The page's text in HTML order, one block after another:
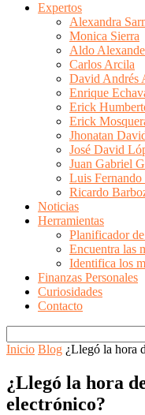
Expertos
Alexandra
Monica Sierra
Aldo
Carlos Arcila
David Andrés
Enrique
Erick
Erick
Jhonatan
José David
Juan Gabriel
Luis Fernando
Ricardo
Noticias
Herramientas
Planificador
Encuentra las
Identifica los
Finanzas Personales
Curiosidades
Contacto
Inicio Blog ¿Llegó la hora
¿Llegó la hora
electrónico?